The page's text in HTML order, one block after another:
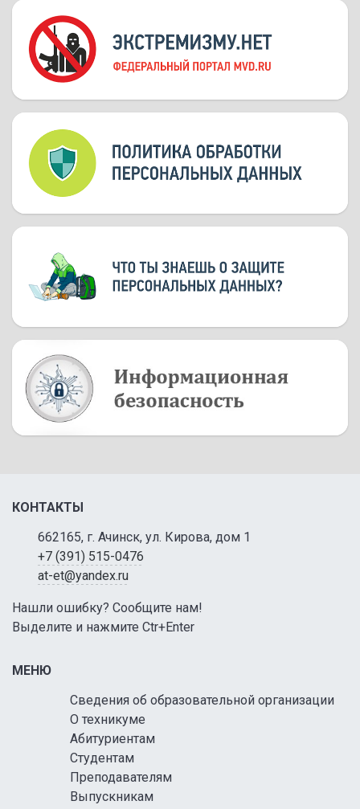
КОНТАКТЫ
662165, г. Ачинск, ул. Кирова, дом 1
+7 (391) 515-0476
at-et@yandex.ru
Нашли ошибку? Сообщите нам!
Выделите и нажмите Ctr+Enter
МЕНЮ
Сведения об образовательной организации
О техникуме
Абитуриентам
Студентам
Преподавателям
Выпускникам